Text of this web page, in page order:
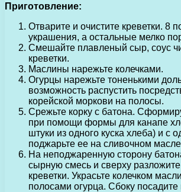
Приготовление:
Отварите и очистите креветки. 8
украшения, а остальные мелко
Смешайте плавленый сыр, соус
креветки.
Маслины нарежьте колечками.
Огурцы нарежьте тоненькими
возможность распустить
корейской моркови на полосы.
Срежьте корку с батона.
при помощи формы для канапе
штуки из одного куска хлеба) и с
поджарьте ее на сливочном
На неподжаренную сторону
сырную смесь и сверху
креветки. Украсьте колечком
полосами огурца. Сбоку посадите